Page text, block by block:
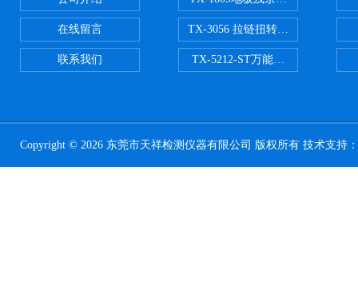
在线留言
联系我们
TX-3056 拉链扭转试验机
TX-5212-ST万能磨耗试验机（
Copyright © 2026 东莞市天祥检测仪器有限公司 版权所有 技术支持：